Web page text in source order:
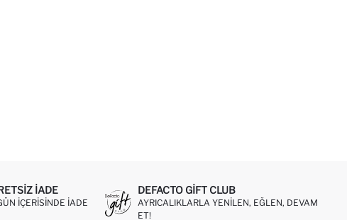
IADE
IÇERISINDE IADE
DEFACTO GIFT CLUB
AYRICALIKLARLA YENILEN, EĞLEN, DEVAM
ET!